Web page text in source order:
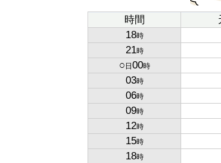
時間
18時
21時
○ 日 00時
03時
06時
09時
12時
15時
18時